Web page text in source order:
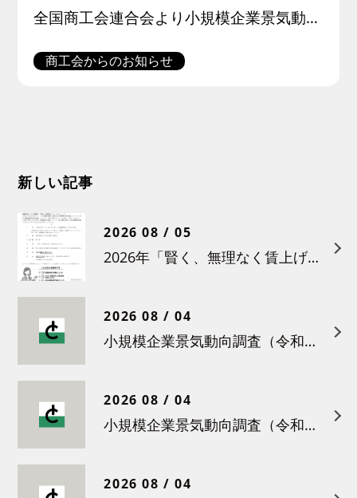
全国商工会連合会より小規模企業景気動向調査(令和6年9月期調査)結果が公表されました。この調査は全国約３００商工会の経営指導員による調査票への選択記入式で行われたものです。調査結果の概要は以下の通りです。
商工会からのお知らせ
新しい記事
2026 08 / 05
2026年「賢く、無理なく賃上げを！小さな職場のための労務管理セミナー」の開催について
2026 08 / 04
小規模企業景気動向調査（令和８年６月）結果について
2026 08 / 04
小規模企業景気動向調査（令和８年５月）結果について
2026 08 / 04